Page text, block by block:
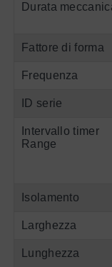
Durata
Fattore di forma
Frequenza
ID serie
Intervallo timer
Range
Isolamento
Larghezza
Lunghezza